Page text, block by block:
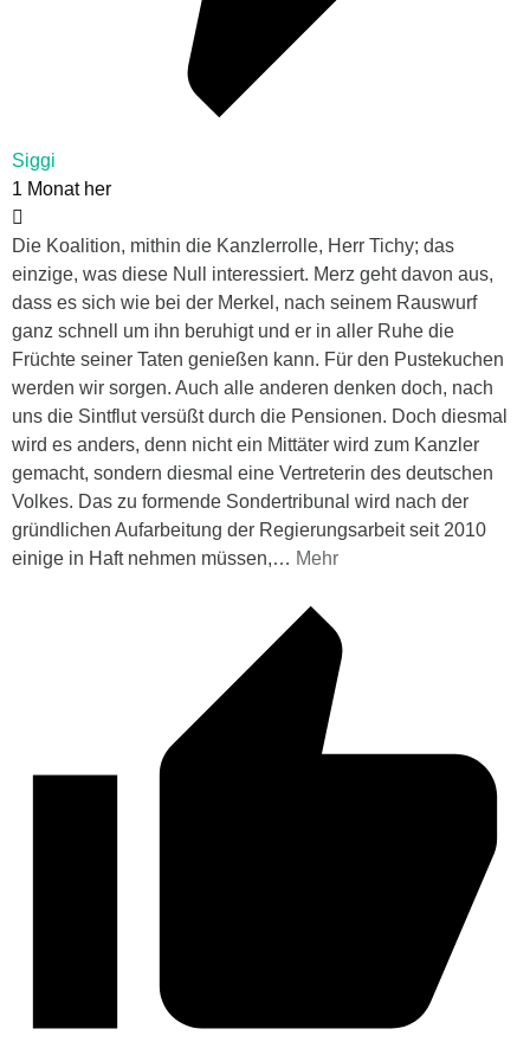
Siggi
1 Monat her
Die Koalition, mithin die Kanzlerrolle, Herr Tichy; das
einzige, was diese Null interessiert. Merz geht davon aus,
dass es sich wie bei der Merkel, nach seinem Rauswurf
ganz schnell um ihn beruhigt und er in aller Ruhe die
Früchte seiner Taten genießen kann. Für den Pustekuchen
werden wir sorgen. Auch alle anderen denken doch, nach
uns die Sintflut versüßt durch die Pensionen. Doch diesmal
wird es anders, denn nicht ein Mittäter wird zum Kanzler
gemacht, sondern diesmal eine Vertreterin des deutschen
Volkes. Das zu formende Sondertribunal wird nach der
gründlichen Aufarbeitung der Regierungsarbeit seit 2010
einige in Haft nehmen müssen,… Mehr